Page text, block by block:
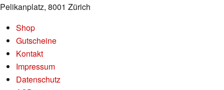
Pelikanplatz, 8001 Zürich
Shop
Gutscheine
Kontakt
Impressum
Datenschutz